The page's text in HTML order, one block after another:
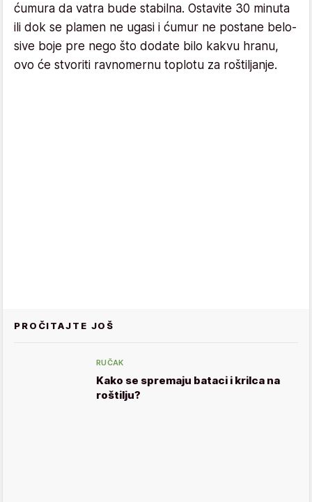
ćumura da vatra bude stabilna. Ostavite 30 minuta
ili dok se plamen ne ugasi i ćumur ne postane belo-
sive boje pre nego što dodate bilo kakvu hranu,
ovo će stvoriti ravnomernu toplotu za roštiljanje.
PROČITAJTE JOŠ
RUČAK
Kako se spremaju bataci i krilca na
roštilju?